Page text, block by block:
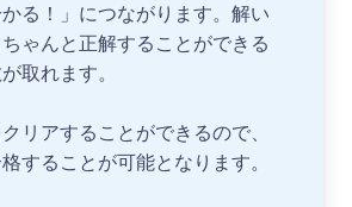
る！」につながります。解い
ゃんと正解することができる
取れます。
リアすることができるので、
することが可能となります。